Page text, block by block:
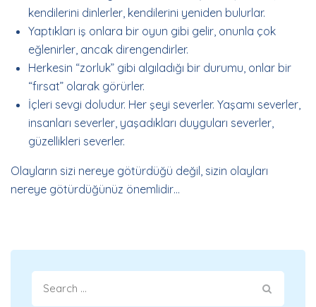
kendilerini dinlerler, kendilerini yeniden bulurlar.
Yaptıkları iş onlara bir oyun gibi gelir, onunla çok
eğlenirler, ancak direngendirler.
Herkesin “zorluk” gibi algıladığı bir durumu, onlar bir
“fırsat” olarak görürler.
İçleri sevgi doludur. Her şeyi severler. Yaşamı severler,
insanları severler, yaşadıkları duyguları severler,
güzellikleri severler.
Olayların sizi nereye götürdüğü değil, sizin olayları
nereye götürdüğünüz önemlidir…